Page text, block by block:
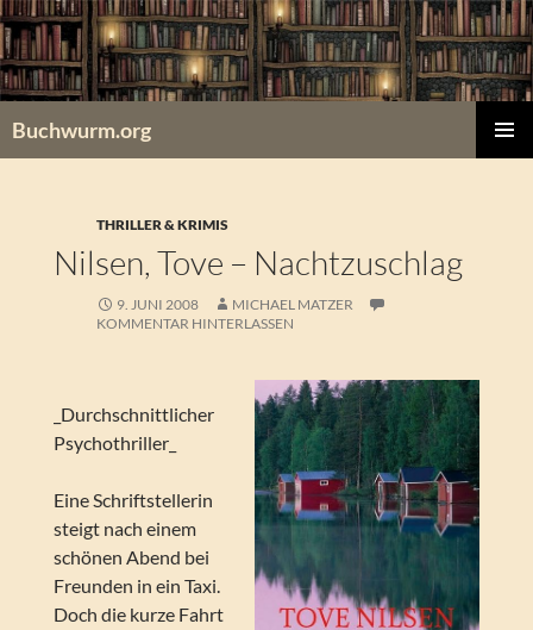
Zum
Inhalt
springen
Buchwurm.org
THRILLER & KRIMIS
Nilsen, Tove – Nachtzuschlag
9. JUNI 2008
MICHAEL MATZER
KOMMENTAR HINTERLASSEN
_Durchschnittlicher
Psychothriller_
Eine Schriftstellerin
steigt nach einem
schönen Abend bei
Freunden in ein Taxi.
Doch die kurze Fahrt